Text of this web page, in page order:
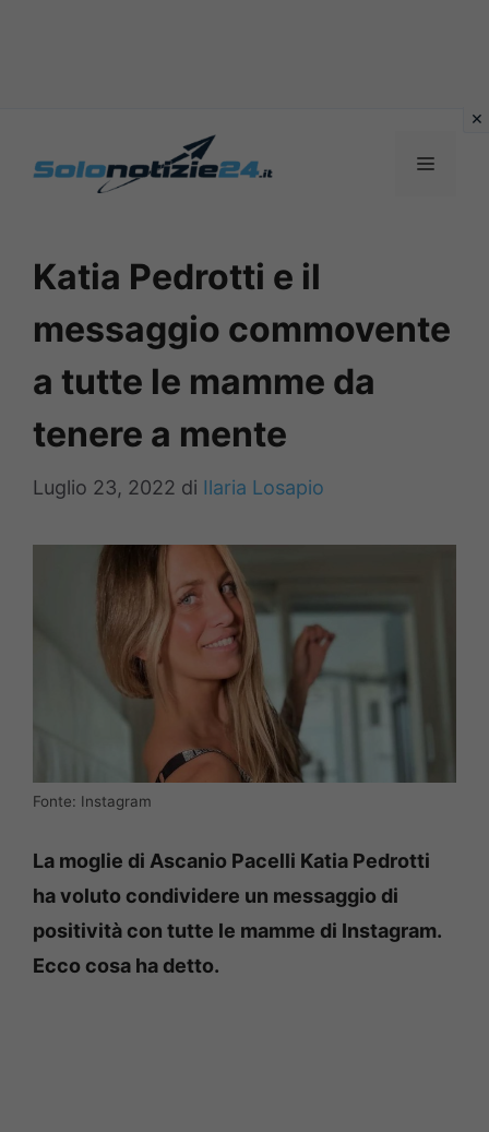
MENU
Katia Pedrotti e il
messaggio commovente
a tutte le mamme da
tenere a mente
Luglio 23, 2022 di Ilaria Losapio
Fonte: Instagram
La moglie di Ascanio Pacelli Katia Pedrotti
ha voluto condividere un messaggio di
positività con tutte le mamme di Instagram.
Ecco cosa ha detto.